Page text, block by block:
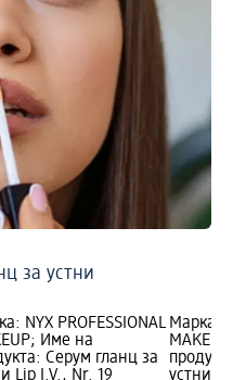
за устни
NYX PROFESSIONAL
Име на
Серум гланц за
Lip I.V., Nr. 19
Марка:
устни